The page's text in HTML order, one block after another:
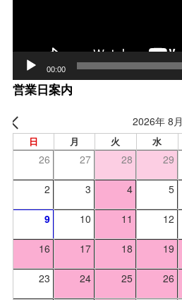
00:00
営業日案内
2026年 8月
日 月 火 水
26 27 28 29
2 3 4 5
9 10 11 12
16 17 18 19
23 24 25 26